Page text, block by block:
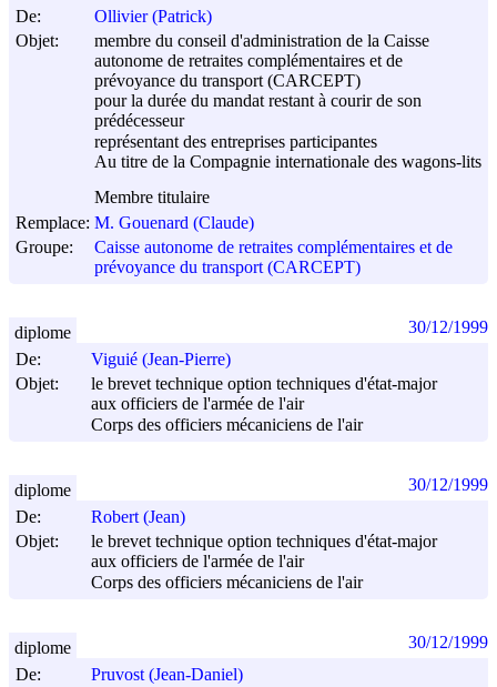
De:
Ollivier (Patrick)
Objet:
membre du conseil d'administration de la Caisse
autonome de retraites complémentaires et de
prévoyance du transport (CARCEPT)
pour la durée du mandat restant à courir de son
prédécesseur
représentant des entreprises participantes
Au titre de la Compagnie internationale des wagons-lits
Membre titulaire
Remplace: M. Gouenard (Claude)
Groupe:
Caisse autonome de retraites complémentaires et de
prévoyance du transport (CARCEPT)
De:
Viguié (Jean-Pierre)
Objet:
le brevet technique option techniques d'état-major
aux officiers de l'armée de l'air
Corps des officiers mécaniciens de l'air
diplome 30/12/1999
De:
Robert (Jean)
Objet:
le brevet technique option techniques d'état-major
aux officiers de l'armée de l'air
Corps des officiers mécaniciens de l'air
diplome 30/12/1999
De:
Pruvost (Jean-Daniel)
diplome 30/12/1999